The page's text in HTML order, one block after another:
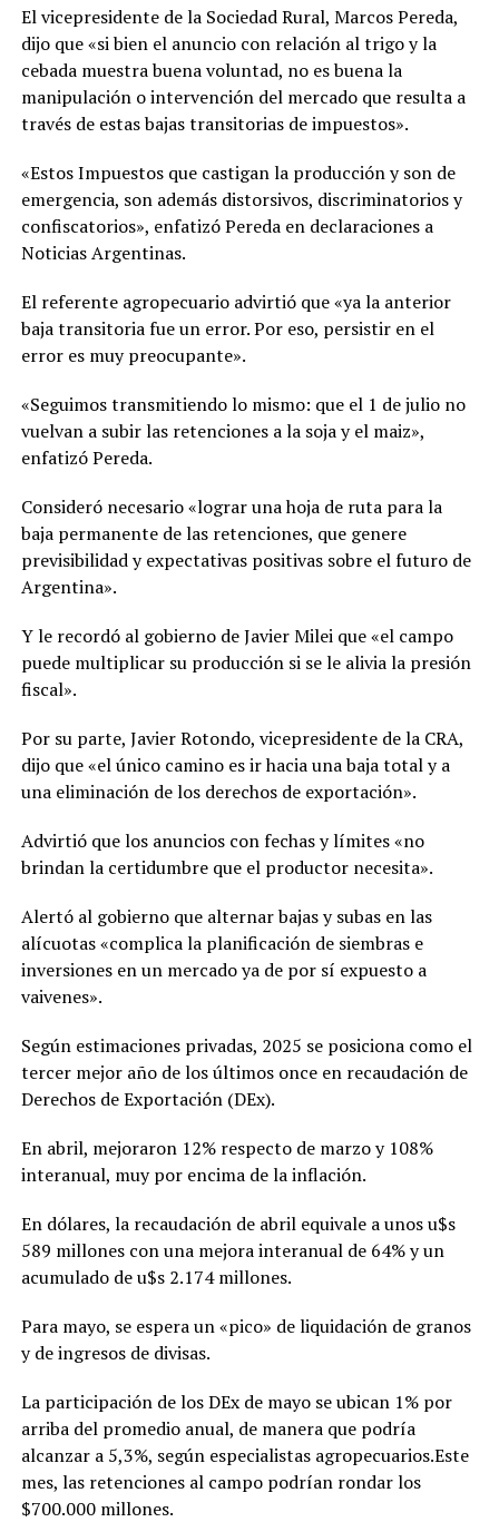
El vicepresidente de la Sociedad Rural, Marcos Pereda,
dijo que «si bien el anuncio con relación al trigo y la
cebada muestra buena voluntad, no es buena la
manipulación o intervención del mercado que resulta a
través de estas bajas transitorias de impuestos».
«Estos Impuestos que castigan la producción y son de
emergencia, son además distorsivos, discriminatorios y
confiscatorios», enfatizó Pereda en declaraciones a
Noticias Argentinas.
El referente agropecuario advirtió que «ya la anterior
baja transitoria fue un error. Por eso, persistir en el
error es muy preocupante».
«Seguimos transmitiendo lo mismo: que el 1 de julio no
vuelvan a subir las retenciones a la soja y el maiz»,
enfatizó Pereda.
Consideró necesario «lograr una hoja de ruta para la
baja permanente de las retenciones, que genere
previsibilidad y expectativas positivas sobre el futuro de
Argentina».
Y le recordó al gobierno de Javier Milei que «el campo
puede multiplicar su producción si se le alivia la presión
fiscal».
Por su parte, Javier Rotondo, vicepresidente de la CRA,
dijo que «el único camino es ir hacia una baja total y a
una eliminación de los derechos de exportación».
Advirtió que los anuncios con fechas y límites «no
brindan la certidumbre que el productor necesita».
Alertó al gobierno que alternar bajas y subas en las
alícuotas «complica la planificación de siembras e
inversiones en un mercado ya de por sí expuesto a
vaivenes».
Según estimaciones privadas, 2025 se posiciona como el
tercer mejor año de los últimos once en recaudación de
Derechos de Exportación (DEx).
En abril, mejoraron 12% respecto de marzo y 108%
interanual, muy por encima de la inflación.
En dólares, la recaudación de abril equivale a unos u$s
589 millones con una mejora interanual de 64% y un
acumulado de u$s 2.174 millones.
Para mayo, se espera un «pico» de liquidación de granos
y de ingresos de divisas.
La participación de los DEx de mayo se ubican 1% por
arriba del promedio anual, de manera que podría
alcanzar a 5,3%, según especialistas agropecuarios.Este
mes, las retenciones al campo podrían rondar los
$700.000 millones.